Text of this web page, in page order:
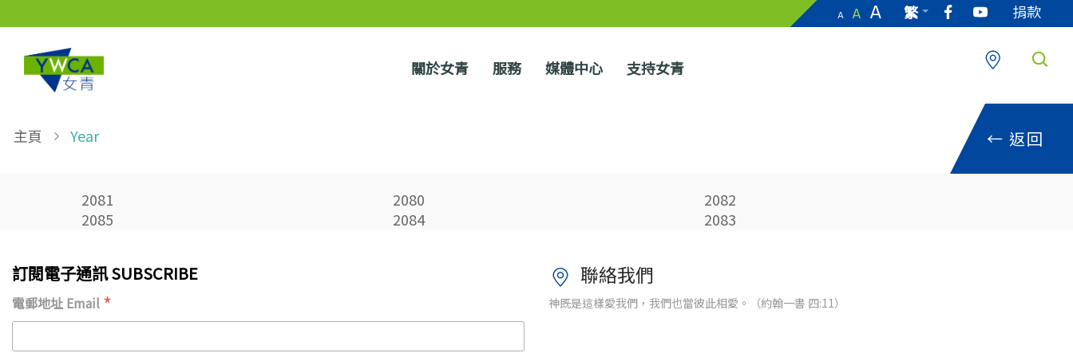
A A A
繁
捐款
關於女青 服務 媒體中心 支持女青
主頁 Year ← 返回
2081 2080
2082
2085
2084 2083
訂閱電子通訊 SUBSCRIBE
電郵地址 Email *
聯絡我們
神既是這樣愛我們，我們也當彼此相愛。（約翰一書 四:11）